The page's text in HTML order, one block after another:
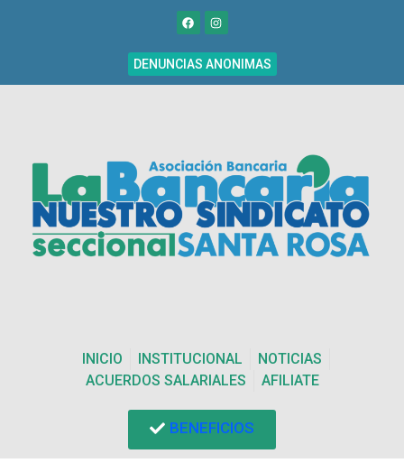
DENUNCIAS ANONIMAS
INICIO INSTITUCIONAL
NOTICIAS
ACUERDOS SALARIALES
AFILIATE
BENEFICIOS